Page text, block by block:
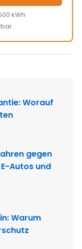
kWh
Worauf
gegen
Autos und
Warum